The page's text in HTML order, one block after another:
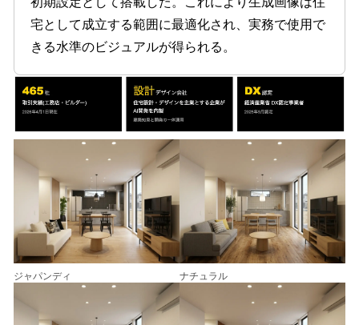
宅として成立する範囲に最適化され、実務で使用で
きる水準のビジュアルが得られる。
ジャパンディ ナチュラル